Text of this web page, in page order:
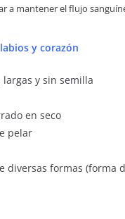
a mantener el flujo
y corazón
largas y sin semilla
en seco
pelar
diversas formas (forma